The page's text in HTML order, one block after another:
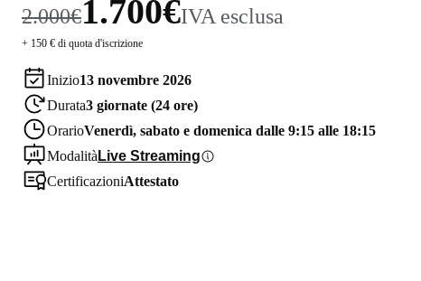
2.000€1.700€IVA esclusa
+ 150 € di quota d'iscrizione
Inizio13 novembre 2026
Durata3 giornate (24 ore)
OrarioVenerdì, sabato e domenica dalle 9:15 alle 18:15
Modalità Live Streaming
CertificazioniAttestato